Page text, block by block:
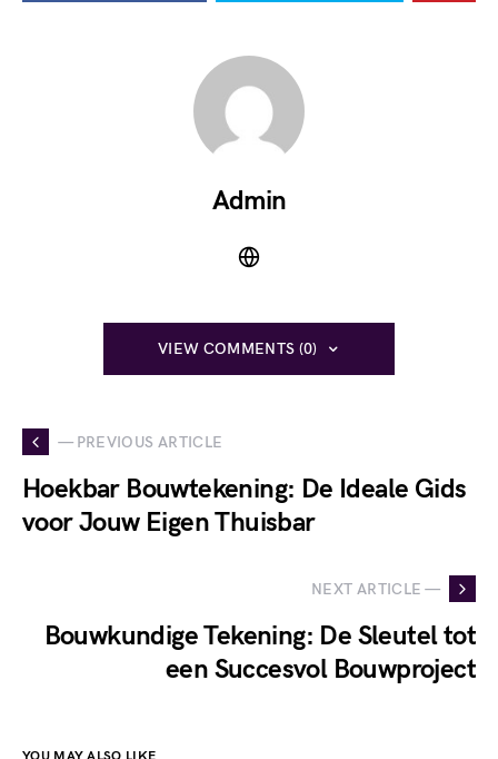
Admin
VIEW COMMENTS (0)
— PREVIOUS ARTICLE
Hoekbar Bouwtekening: De Ideale Gids
voor Jouw Eigen Thuisbar
NEXT ARTICLE —
Bouwkundige Tekening: De Sleutel tot
een Succesvol Bouwproject